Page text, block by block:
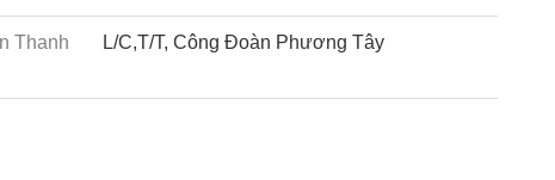
Thanh
L/C,T/T, Công Đoàn Phương Tây